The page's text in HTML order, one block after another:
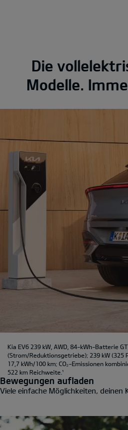
Die
Modelle.
Kia EV6 239 kW, AWD, 84-kWh-Batterie
(Strom/Reduktionsgetriebe); 239 kW (325
17,7 kWh/100 km; CO₂-Emissionen
522 km Reichweite. ¹
Bewegungen aufladen
Viele einfache Möglichkeiten, deinen